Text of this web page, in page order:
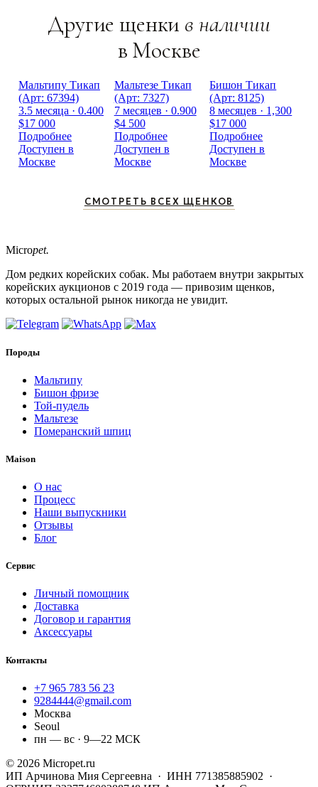
Другие щенки в наличии
в Москве
Мальтипу Тикап
(Арт: 67394)
3.5 месяца · 0.400
$17 000
Подробнее
Доступен в
Москве
Мальтезе Тикап
(Арт: 7327)
7 месяцев · 0.900
$4 500
Подробнее
Доступен в
Москве
Бишон Тикап
(Арт: 8125)
8 месяцев · 1,300
$17 000
Подробнее
Доступен в
Москве
СМОТРЕТЬ ВСЕХ ЩЕНКОВ
Micropet.
Дом редких корейских собак. Мы работаем внутри закрытых
корейских аукционов с 2019 года — привозим щенков,
которых остальной рынок никогда не увидит.
Породы
Мальтипу
Бишон фризе
Той-пудель
Мальтезе
Померанский шпиц
Maison
О нас
Процесс
Наши выпускники
Отзывы
Блог
Сервис
Личный помощник
Доставка
Договор и гарантия
Аксессуары
Контакты
+7 965 783 56 23
9284444@gmail.com
Москва
Seoul
пн — вс · 9—22 МСК
© 2026 Micropet.ru
ИП Арчинова Мия Сергеевна · ИНН 771385885902 ·